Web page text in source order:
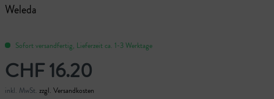
Weleda
Sofort versandfertig, Lieferzeit ca. 1-3 Werktage
CHF 16.20
inkl. MwSt. zzgl. Versandkosten